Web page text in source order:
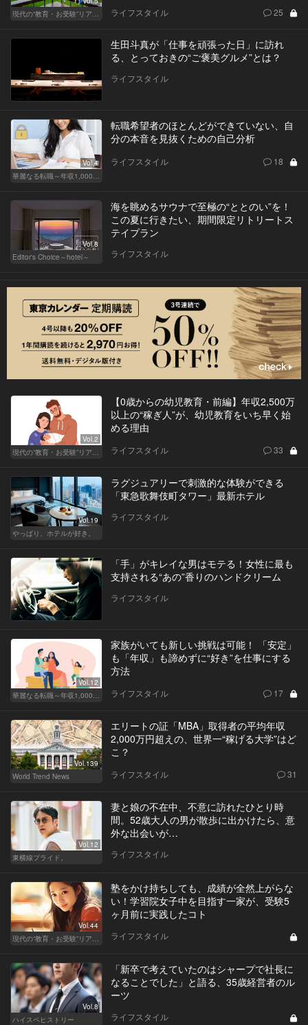
現代の“教育・お受験”リアルドキュメント
ライフスタイル 25
生田斗真が「仕事を頑張った日」に訪れ
る、とっておきの“ご褒美グルメ”とは？
ライフスタイル
Vol.4
華麗なる転職～年収1,000万超の道～
転職希望者のほとんどができていない、自
分の本音を見抜くための自己分析
ライフスタイル 18
Vol.8
Editor's Choice～hotel～
海を眺めるサウナで至極の“ととのい”を！
この夏に行きたい、期間限定リトリートス
テイプラン
ライフスタイル
Vol.2
現代の“教育・お受験”リアルドキュメント
【0歳からの幼児教育・前編】年収2,500万
以上の“稼ぎ人”が、幼児教育をいち早く始
める理由
ライフスタイル 33
Vol.19
やっぱり、ホテルが好き。
ラグジュアリーで刺激的な体験ができる
「東急歌舞伎町タワー」最新ホテル
ライフスタイル
「手」がキレイな男はモテる！女性に最も
支持される“あの”香りのハンドクリーム
ライフスタイル
Vol.12
華麗なる転職～年収1,000万超の道～
家族がいても新しい挑戦は可能！ 「安定」
も「年収」も諦めずに“好き”を仕事にする
方法
ライフスタイル 17
Vol.139
World Trend News
エリートの証「MBA」取得者の平均年収
2,000万円超えの、世界一“稼げる大学”はど
こ？
ライフスタイル 31
Vol.12
東横線プライド。
妻と娘の不在中、不意に訪れたひとり時
間。52歳大人の男が散歩に出かけたら、意
外な出会いが…
ライフスタイル
Vol.44
現代の“教育・お受験”リアルドキュメント
塾をかけ持ちしても、成績が全然上がらな
い！学習院女子中を目指す一家が、受験5
ヶ月前に実践したコト
ライフスタイル
Vol.8
ハイスペヒストリー
「新卒で考えていたのはシャープで社長に
なることでした」と語る、35歳経営者のル
ーツ
ライフスタイル